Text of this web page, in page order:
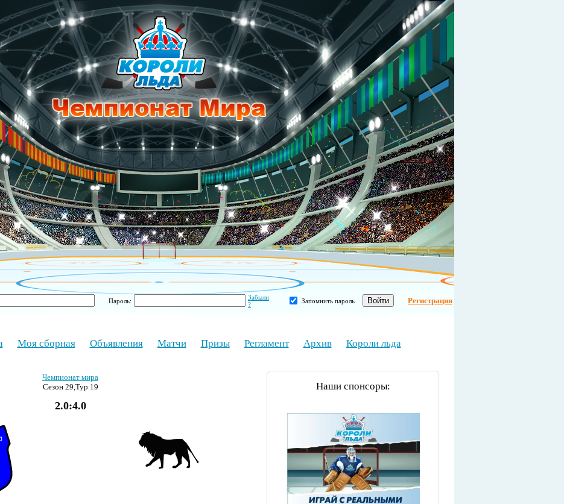
Пароль:
Забыли
?
Запомнить пароль Регистрация
Моя сборная Объявления Матчи Призы Регламент Архив Короли льда
Чемпионат мира
Сезон 29,Тур 19
2.0:4.0
Наши спонсоры: